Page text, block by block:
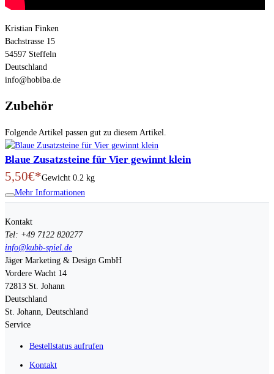
Kristian Finken
Bachstrasse 15
54597 Steffeln
Deutschland
info@hobiba.de
Zubehör
Folgende Artikel passen gut zu diesem Artikel.
Blaue Zusatzsteine für Vier gewinnt klein
5,50€*Gewicht 0.2 kg
Mehr Informationen
Kontakt
Tel: +49 7122 820277
info@kubb-spiel.de
Jäger Marketing & Design GmbH
Vordere Wacht 14
72813 St. Johann
Deutschland
St. Johann, Deutschland
Service
Bestellstatus aufrufen
Kontakt